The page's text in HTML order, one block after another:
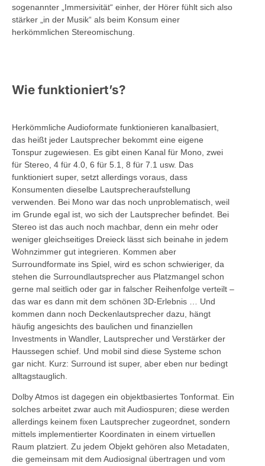
sogenannter „Immersivität“ einher, der Hörer fühlt sich also
stärker „in der Musik“ als beim Konsum einer
herkömmlichen Stereomischung.
Wie funktioniert’s?
Herkömmliche Audioformate funktionieren kanalbasiert,
das heißt jeder Lautsprecher bekommt eine eigene
Tonspur zugewiesen. Es gibt einen Kanal für Mono, zwei
für Stereo, 4 für 4.0, 6 für 5.1, 8 für 7.1 usw. Das
funktioniert super, setzt allerdings voraus, dass
Konsumenten dieselbe Lautsprecheraufstellung
verwenden. Bei Mono war das noch unproblematisch, weil
im Grunde egal ist, wo sich der Lautsprecher befindet. Bei
Stereo ist das auch noch machbar, denn ein mehr oder
weniger gleichseitiges Dreieck lässt sich beinahe in jedem
Wohnzimmer gut integrieren. Kommen aber
Surroundformate ins Spiel, wird es schon schwieriger, da
stehen die Surroundlautsprecher aus Platzmangel schon
gerne mal seitlich oder gar in falscher Reihenfolge verteilt –
das war es dann mit dem schönen 3D-Erlebnis … Und
kommen dann noch Deckenlautsprecher dazu, hängt
häufig angesichts des baulichen und finanziellen
Investments in Wandler, Lautsprecher und Verstärker der
Haussegen schief. Und mobil sind diese Systeme schon
gar nicht. Kurz: Surround ist super, aber eben nur bedingt
alltagstauglich.
Dolby Atmos ist dagegen ein objektbasiertes Tonformat. Ein
solches arbeitet zwar auch mit Audiospuren; diese werden
allerdings keinem fixen Lautsprecher zugeordnet, sondern
mittels implementierter Koordinaten in einem virtuellen
Raum platziert. Zu jedem Objekt gehören also Metadaten,
die gemeinsam mit dem Audiosignal übertragen und vom